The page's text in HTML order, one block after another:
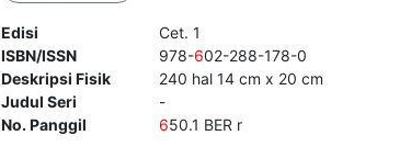
Edisi
Cet. 1
ISBN/ISSN
978-602-288-178-0
Deskripsi Fisik
240 hal 14 cm x 20 cm
Judul Seri
-
No. Panggil
650.1 BER r